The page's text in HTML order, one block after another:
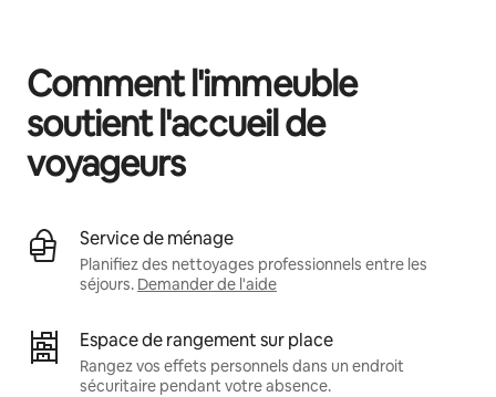
Comment l'immeuble
soutient l'accueil de
voyageurs
Service de ménage
Planifiez des nettoyages professionnels entre les
séjours. Demander de l'aide
Espace de rangement sur place
Rangez vos effets personnels dans un endroit
sécuritaire pendant votre absence.